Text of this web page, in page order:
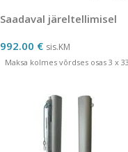
Saadaval järeltellimisel
992.00 € sis.KM
Maksa kolmes võrdses osas 3 x